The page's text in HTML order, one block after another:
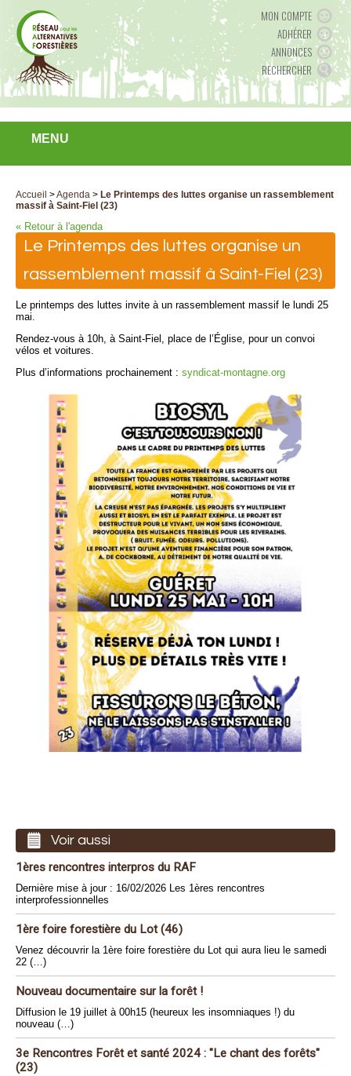
MON COMPTE
ADHÉRER
ANNONCES
RECHERCHER
MENU
Accueil >Agenda > Le Printemps des luttes organise un rassemblement
massif à Saint-Fiel (23)
« Retour à l'agenda
Le Printemps des luttes organise un
rassemblement massif à Saint-Fiel (23)
Le printemps des luttes invite à un rassemblement massif le lundi 25
mai.
Rendez-vous à 10h, à Saint-Fiel, place de l’Église, pour un convoi
vélos et voitures.
Plus d’informations prochainement : syndicat-montagne.org
Voir aussi
1ères rencontres interpros du RAF
Dernière mise à jour : 16/02/2026 Les 1ères rencontres
interprofessionnelles
1ère foire forestière du Lot (46)
Venez découvrir la 1ère foire forestière du Lot qui aura lieu le samedi
22 (…)
Nouveau documentaire sur la forêt !
Diffusion le 19 juillet à 00h15 (heureux les insomniaques !) du
nouveau (…)
3e Rencontres Forêt et santé 2024 : "Le chant des forêts"
(23)